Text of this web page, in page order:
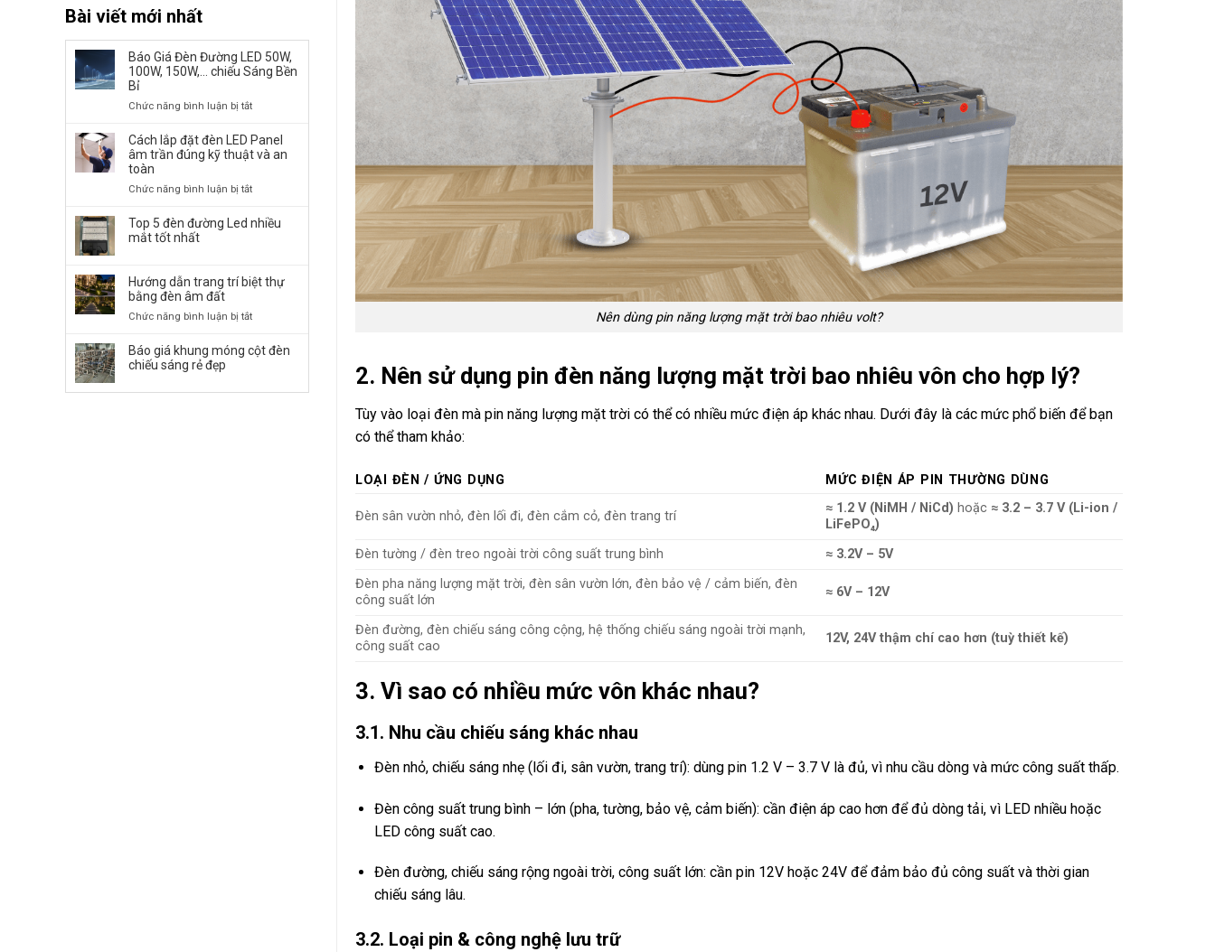
Bài viết mới nhất
Báo Giá Đèn Đường LED 50W,
100W, 150W,… chiếu Sáng Bền
Bỉ
Chức năng bình luận bị tắtở
Giá
Đèn
150W,
Sáng
Bền
Cách lắp đặt đèn LED Panel
âm trần đúng kỹ thuật và an
toàn
Chức năng bình luận bị tắtở
lắp
Panel
thuật
Top 5 đèn đường Led nhiều
mắt tốt nhất
Hướng dẫn trang trí biệt thự
bằng đèn âm đất
Chức năng bình luận bị tắtở
dẫn
trang
biệt
Báo giá khung móng cột đèn
chiếu sáng rẻ đẹp
Nên dùng pin năng lượng mặt trời bao nhiêu volt?
2. Nên sử dụng pin đèn năng lượng mặt trời bao nhiêu vôn cho hợp lý?
Tùy vào loại đèn mà pin năng lượng mặt trời có thể có nhiều mức điện áp khác nhau. Dưới đây là các mức phổ biến để bạn
có thể tham khảo:
LOẠI ĐÈN / ỨNG DỤNG MỨC ĐIỆN ÁP PIN THƯỜNG DÙNG
Đèn sân vườn nhỏ, đèn lối đi, đèn cắm cỏ, đèn trang trí
≈ 1.2 V (NiMH / NiCd) hoặc ≈ 3.2 – 3.7 V (Li-ion /
LiFePO₄)
Đèn tường / đèn treo ngoài trời công suất trung bình
≈ 3.2V – 5V
Đèn pha năng lượng mặt trời, đèn sân vườn lớn, đèn bảo vệ / cảm biến, đèn
công suất lớn
≈ 6V – 12V
Đèn đường, đèn chiếu sáng công cộng, hệ thống chiếu sáng ngoài trời mạnh,
công suất cao
12V, 24V thậm chí cao hơn (tuỳ thiết kế)
3. Vì sao có nhiều mức vôn khác nhau?
3.1. Nhu cầu chiếu sáng khác nhau
Đèn nhỏ, chiếu sáng nhẹ (lối đi, sân vườn, trang trí): dùng pin 1.2 V – 3.7 V là đủ, vì nhu cầu dòng và mức công suất thấp.
Đèn công suất trung bình – lớn (pha, tường, bảo vệ, cảm biến): cần điện áp cao hơn để đủ dòng tải, vì LED nhiều hoặc
LED công suất cao.
Đèn đường, chiếu sáng rộng ngoài trời, công suất lớn: cần pin 12V hoặc 24V để đảm bảo đủ công suất và thời gian
chiếu sáng lâu.
3.2. Loại pin & công nghệ lưu trữ